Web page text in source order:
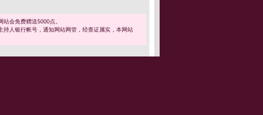
会免费赠送5000点。
人银行帐号，通知网站网管，经查证属实，本网站